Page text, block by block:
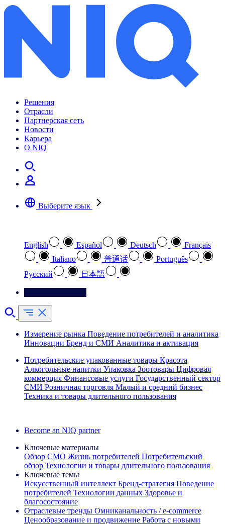
Решения
Отрасли
Партнерская сеть
Новости
Карьера
О NIQ
Выберите язык
English Español Deutsch
Français
Italiano
普通话
Português
Pусский
日本語
Измерение рынка Поведение потребителей и аналитика
Инновации Бренд и СМИ Аналитика и активация
Потребительские упакованные товары Красота
Алкогольные напитки Упаковка Зоотовары Цифровая
коммерция Финансовые услуги Государственный сектор
СМИ Розничная торговля Малый и средний бизнес
Техника и товары длительного пользования
Become an NIQ partner
Ключевые материалы
Обзор CMO Жизнь потребителей Потребительский
обзор Технологии и товары длительного пользования
Ключевые темы
Искусственный интеллект Бренд‑стратегия Поведение
потребителей Технологии данных Здоровье и
благосостояние
Отраслевые тренды Омниканальность / e‑commerce
Ценообразование и продвижение Работа с новыми